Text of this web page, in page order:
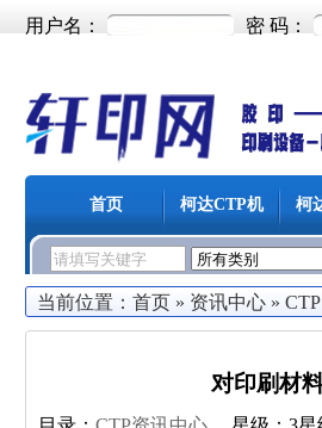
用户名： 密 码：
首页 柯达CTP机 柯
当前位置： 首页 » 资讯中心 »
对印刷材